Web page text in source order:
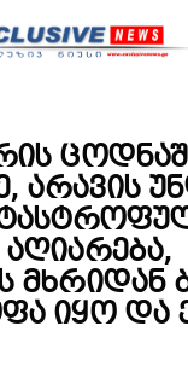
არავის
მხრიდან
იყო და